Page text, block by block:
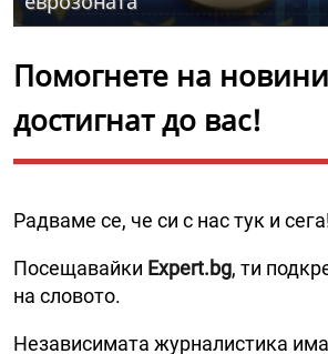
Помогнете на
достигнат до вас!
Радваме се, че си с нас тук и
Посещавайки Expert.bg, ти
на словото.
Независимата журналистика